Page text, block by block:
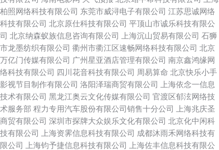
柏照网络科技有限公司 东莞市威浔电子有限公司 江苏思诚网络
科技有限公司 北京原仕科技有限公司 平顶山市诚乐科技有限公
司 北京纳森蚁族信息咨询有限公司 上海沉山贸易有限公司 石狮
市龙墨纺织有限公司 衢州市衢江区速畅网络科技有限公司 北京
万亿门传媒有限公司 广州星亚酒店管理有限公司 南京鑫鸿缘网
络科技有限公司
四川花音科技有限公司 周易算命 北京快乐小手
影视节目制作有限公司 洛阳泽瑞商贸有限公司
上海依念一信息
技术有限公司 黑龙江奥云文化传媒有限公司 官渡区郁泫网络技
术服务部 程力专用汽车股份有限公司销售十分公司
上海兆庆圣
商贸有限公司 深圳市探牌大众娱乐文化有限公司 北京化中闲科
技有限公司
上海资霁信息科技有限公司 成都沐雨禾网络科技有
限公司
上海钧予捷信息科技有限公司
上海佐丰信息科技有限公